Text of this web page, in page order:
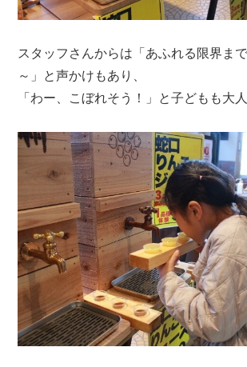
スタッフさんからは「あふれる限界ま
～」と声かけもあり、
「わー、こぼれそう！」と子どもも大